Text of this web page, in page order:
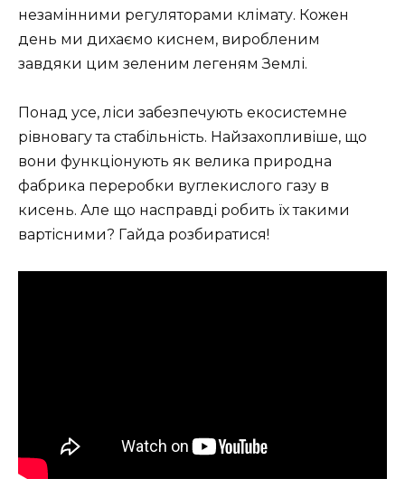
незамінними регуляторами клімату. Кожен
день ми дихаємо киснем, виробленим
завдяки цим зеленим легеням Землі.
Понад усе, ліси забезпечують екосистемне
рівновагу та стабільність. Найзахопливіше, що
вони функціонують як велика природна
фабрика переробки вуглекислого газу в
кисень. Але що насправді робить їх такими
вартісними? Гайда розбиратися!